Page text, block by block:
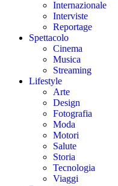
Internazionale
Interviste
Reportage
Spettacolo
Cinema
Musica
Streaming
Lifestyle
Arte
Design
Fotografia
Moda
Motori
Salute
Storia
Tecnologia
Viaggi